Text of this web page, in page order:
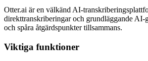
Otter.ai är en välkänd AI-
direkttranskriberingar och grundläggande
och spåra åtgärdspunkter tillsammans.
Viktiga funktioner